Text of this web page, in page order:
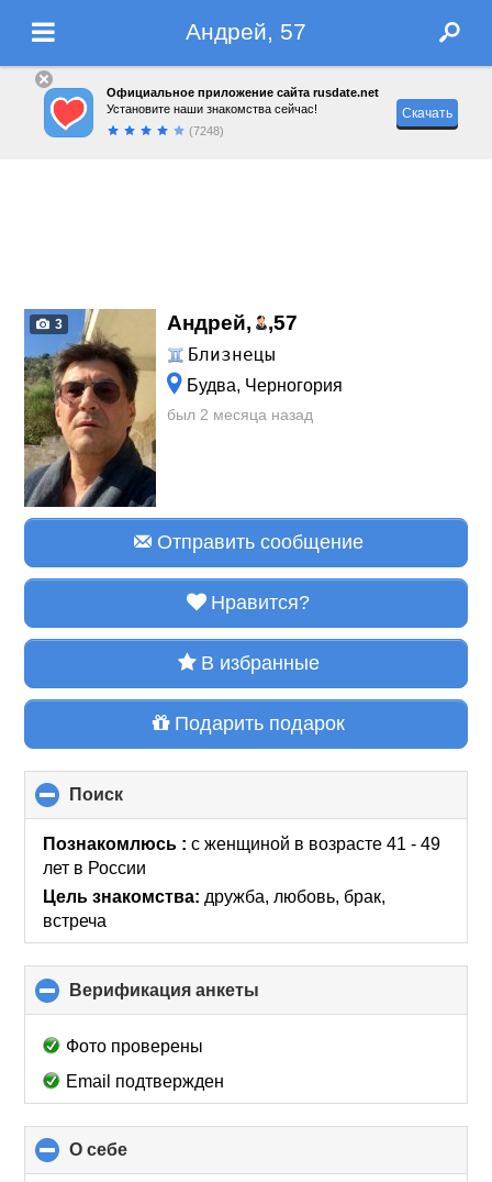
Андрей, 57
Официальное приложение сайта rusdate.net
Установите наши знакомства сейчас!
(7248)
Скачать
3 Андрей, ,57
Близнецы
Будва, Черногория
был 2 месяца назад
Отправить сообщение
Нравится?
В избранные
Подарить подарок
Поиск
to
collapse
contents
Познакомлюсь :с женщиной в возрасте 41 - 49
лет в России
Цель знакомства: дружба, любовь, брак,
встреча
Верификация анкеты
to
Фото проверены
Email подтвержден
О себе
to